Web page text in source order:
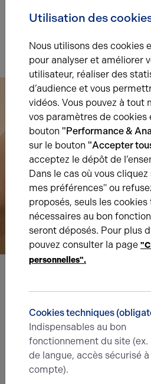
Indice d'émission de gaz à effet
Nous avons hâte de
prenez contact !
Nom*
Utilisation des
Nous utilisons des cookies
pour analyser et améliorer
utilisateur, réaliser des
d’audience et vous
vidéos. Vous pouvez à tout
vos paramètres de cookies
bouton "Performance &
sur le bouton "Accepter
acceptez le dépôt de
Dans le cas où vous
mes préférences" ou
proposés, seuls les
nécessaires au bon
seront déposés. Pour plus
pouvez consulter la page
personnelles".
Cookies techniques
Indispensables au bon
fonctionnement du site (ex.
de langue, accès sécurisé
compte).